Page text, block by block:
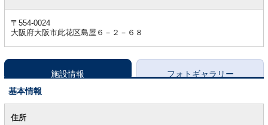
〒554-0024
大阪府大阪市此花区島屋６－２－６８
施設情報
フォトギャラリー
基本情報
本住所